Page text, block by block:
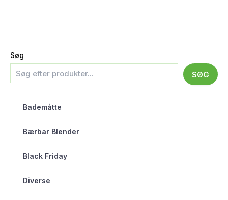
Søg
SØG
Bademåtte
Bærbar Blender
Black Friday
Diverse